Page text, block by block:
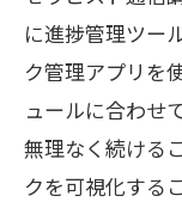
に進捗管理ツー
ク管理アプリを
ュールに合わせ
無理なく続ける
クを可視化する